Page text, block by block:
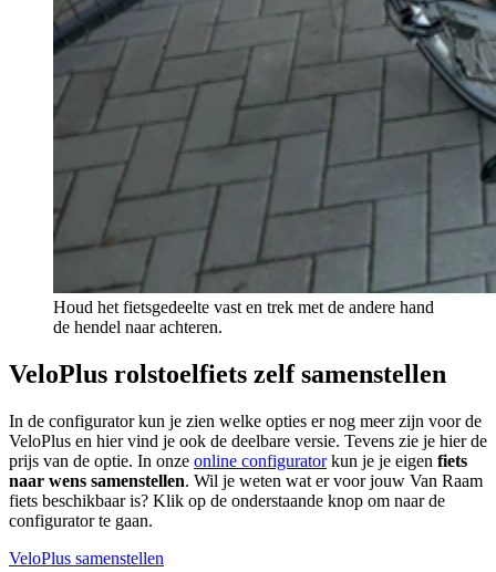
Houd het fietsgedeelte vast en trek met de andere hand
de hendel naar achteren.
VeloPlus rolstoelfiets zelf samenstellen
In de configurator kun je zien welke opties er nog meer zijn voor de
VeloPlus en hier vind je ook de deelbare versie. Tevens zie je hier de
prijs van de optie. In onze online configuratorkun je je eigen fiets
naar wens samenstellen. Wil je weten wat er voor jouw Van Raam
fiets beschikbaar is? Klik op de onderstaande knop om naar de
configurator te gaan.
VeloPlus samenstellen